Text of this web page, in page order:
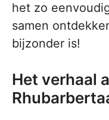
het zo
samen
bijzonder is!
Het verhaal